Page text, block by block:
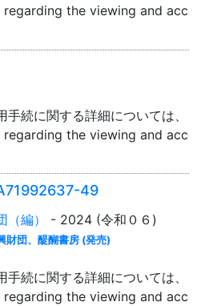
the viewing and
続に関する詳細については、「
the viewing and
49
編） - 2024 (令和０６)
財団、醍醐書房 (発売)
続に関する詳細については、「
the viewing and